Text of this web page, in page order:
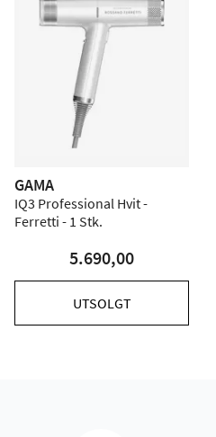
GAMA
IQ3 Professional Hvit -
Ferretti - 1 Stk.
5.690,00
UTSOLGT